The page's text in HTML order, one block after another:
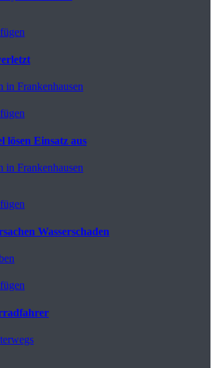
in Frankenhausen
lösen Einsatz aus
in Frankenhausen
Wasserschaden